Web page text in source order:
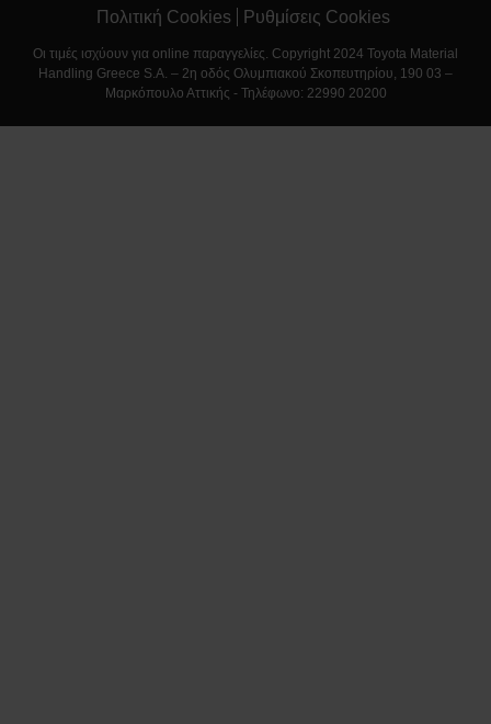
Πολιτική Cookies Ρυθμίσεις Cookies
Οι τιμές ισχύουν για online παραγγελίες. Copyright 2024 Toyota Material
Handling Greece S.A. – 2η οδός Ολυμπιακού Σκοπευτηρίου, 190 03 –
Μαρκόπουλο Αττικής - Τηλέφωνο: 22990 20200